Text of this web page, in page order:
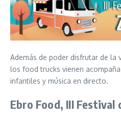
Además de poder disfrutar de la
los food trucks vienen
infantiles y música en directo.
Ebro Food, III Festival